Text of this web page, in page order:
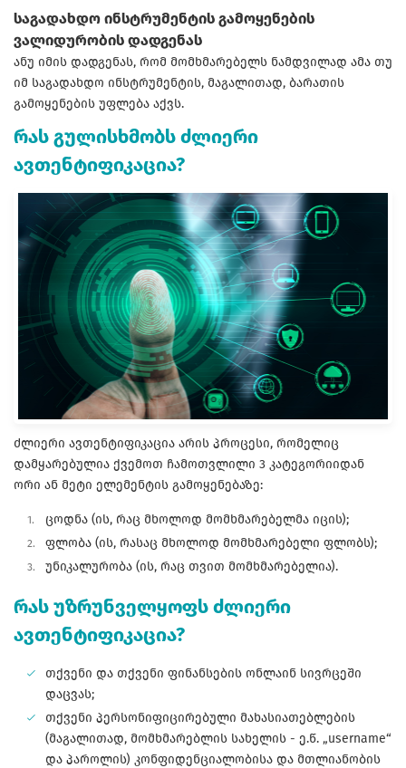
საგადახდო ინსტრუმენტის გამოყენების
ვალიდურობის დადგენას
ანუ იმის დადგენას, რომ მომხმარებელს ნამდვილად ამა თუ
იმ საგადახდო ინსტრუმენტის, მაგალითად, ბარათის
გამოყენების უფლება აქვს.
რას გულისხმობს ძლიერი
ავთენტიფიკაცია?
ძლიერი ავთენტიფიკაცია არის პროცესი, რომელიც
დამყარებულია ქვემოთ ჩამოთვლილი 3 კატეგორიიდან
ორი ან მეტი ელემენტის გამოყენებაზე:
ცოდნა (ის, რაც მხოლოდ მომხმარებელმა იცის);
ფლობა (ის, რასაც მხოლოდ მომხმარებელი ფლობს);
უნიკალურობა (ის, რაც თვით მომხმარებელია).
რას უზრუნველყოფს ძლიერი
ავთენტიფიკაცია?
თქვენი და თქვენი ფინანსების ონლაინ სივრცეში
დაცვას;
თქვენი პერსონიფიცირებული მახასიათებლების
(მაგალითად, მომხმარებლის სახელის - ე.წ. „username“
და პაროლის) კონფიდენციალობისა და მთლიანობის